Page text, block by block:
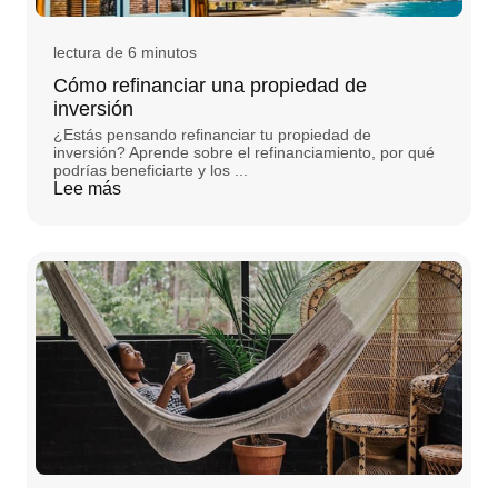
lectura de 6 minutos
Cómo refinanciar una propiedad de
inversión
¿Estás pensando refinanciar tu propiedad de
inversión? Aprende sobre el refinanciamiento, por qué
podrías beneficiarte y los ...
Lee más